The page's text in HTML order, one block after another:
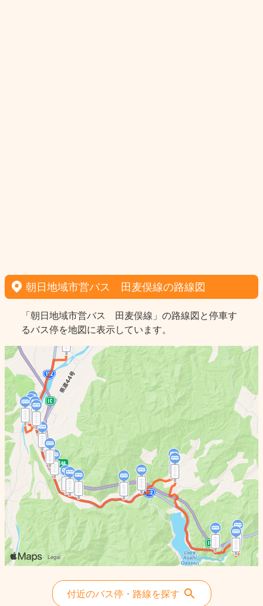
朝日地域市営バス 田麦俣線の路線図
「朝日地域市営バス 田麦俣線」の路線図と停車す
るバス停を地図に表示しています。
付近のバス停・路線を探す